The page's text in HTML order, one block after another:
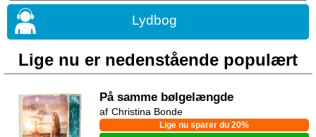
Lydbog
Lige nu er nedenstående populært
På samme bølgelængde
Lige nu sparer du 20%
Christina Bonde